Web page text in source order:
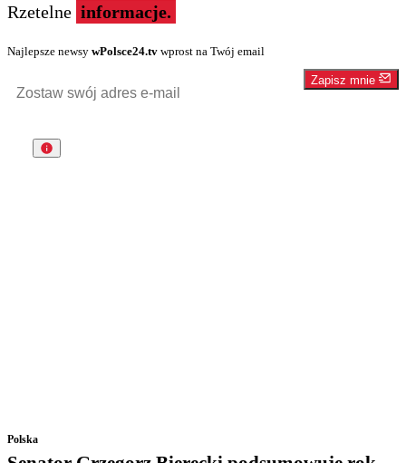
Rzetelne informacje.
Najlepsze newsy wPolsce24.tv wprost na Twój email
Zapisz mnie
Polska